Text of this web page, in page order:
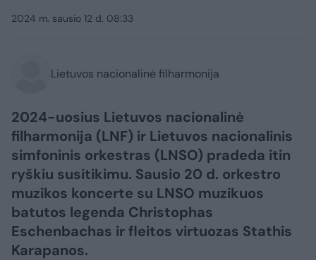
2024 m. sausio 12 d. 08:33
Lietuvos nacionalinė filharmonija
2024-uosius Lietuvos nacionalinė
filharmonija (LNF) ir Lietuvos nacionalinis
simfoninis orkestras (LNSO) pradeda itin
ryškiu susitikimu. Sausio 20 d. orkestro
muzikos koncerte su LNSO muzikuos
batutos legenda Christophas
Eschenbachas ir fleitos virtuozas Stathis
Karapanos.